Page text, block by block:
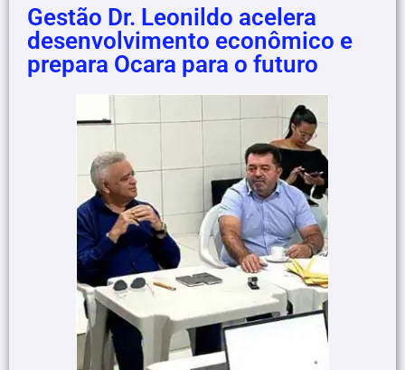
Gestão Dr. Leonildo acelera
desenvolvimento econômico e
prepara Ocara para o futuro